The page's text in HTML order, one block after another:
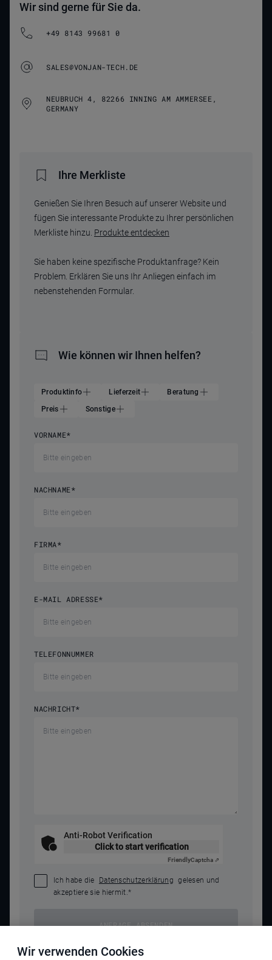
Wir sind gerne für Sie da.
+49 8143 99681 0
SALES@VONJAN-TECH.DE
NEUBRUCH 4, 82266 INNING AM AMMERSEE,
GERMANY
Ihre Merkliste
Genießen Sie Ihren Besuch auf unserer Website und
fügen Sie interessante Produkte zu Ihrer persönlichen
Merkliste hinzu. Produkte entdecken
Sie haben keine spezifische Produktanfrage? Kein
Problem. Erklären Sie uns Ihr Anliegen einfach im
nebenstehenden Formular.
Wie können wir Ihnen helfen?
Produktinfo Lieferzeit
Beratung
Preis
Sonstige
VORNAME*
NACHNAME*
FIRMA*
E-MAIL ADRESSE*
TELEFONNUMMER
NACHRICHT*
Anti-Robot Verification
Click to start verification
FriendlyCaptcha ⇗
Ich habe die Datenschutzerklärung gelesen und
akzeptiere sie hiermit.*
ANFRAGE ABSENDEN
Wir verwenden Cookies